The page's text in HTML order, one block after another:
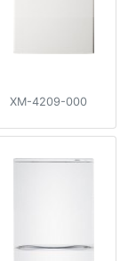
XM-4209-000